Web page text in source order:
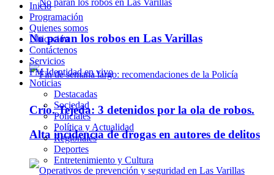
No paran los robos en Las Varillas
Crio. Tejeda: 3 detenidos por la ola de robos.
Alta incidencia de drogas en autores de delitos
Inicio
Programación
Quienes somos
Ubicación
Contáctenos
Servicios
FM Identidad en vivo
Noticias
Destacadas
Sociedad
Policiales
Política y Actualidad
Regionales
Deportes
Entretenimiento y Cultura